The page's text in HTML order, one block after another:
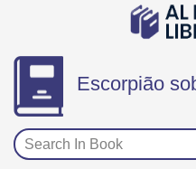
Escorpião